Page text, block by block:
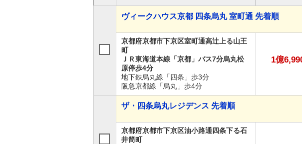
ヴィークハウス京都 四条烏丸 室町通 先着順
京都府京都市下京区室町通高辻上る山王
町
ＪＲ東海道本線「京都」バス7分烏丸松
原停歩4分
地下鉄烏丸線「四条」歩3分
阪急京都線「烏丸」歩4分
1億
ザ・四条烏丸レジデンス 先着順
京都府京都市下京区油小路通四条下る石
井筒町